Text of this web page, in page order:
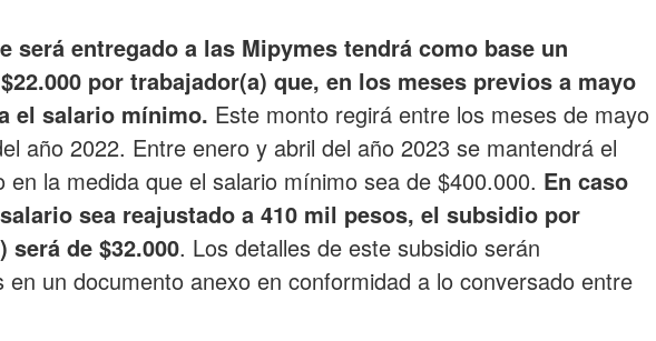
será entregado a las Mipymes tendrá como base un
por trabajador(a) que, en los meses previos a mayo
el salario mínimo. Este monto regirá entre los meses de mayo
año 2022. Entre enero y abril del año 2023 se mantendrá el
en la medida que el salario mínimo sea de $400.000. En caso
sea reajustado a 410 mil pesos, el subsidio por
será de $32.000. Los detalles de este subsidio serán
en un documento anexo en conformidad a lo conversado entre